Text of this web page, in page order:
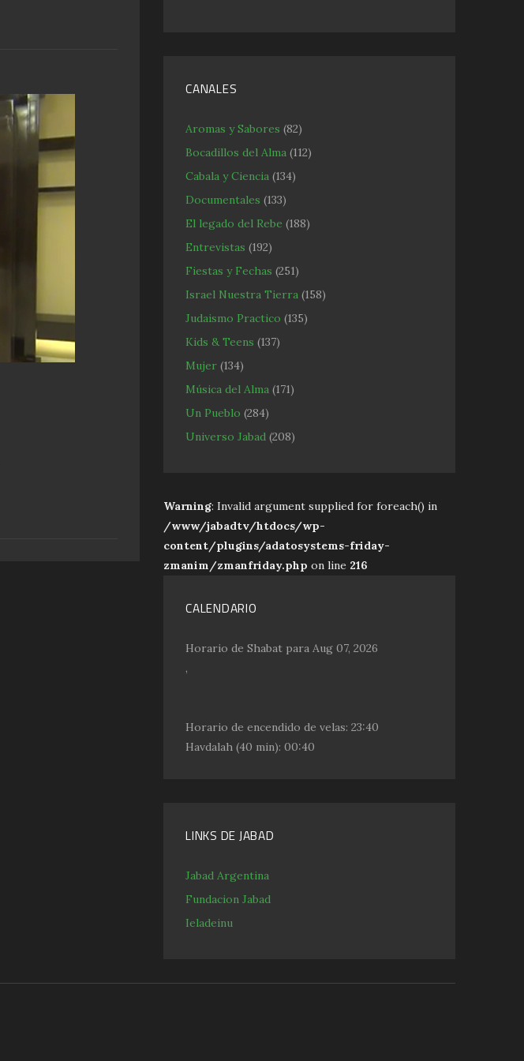
CANALES
Aromas y Sabores (82)
Bocadillos del Alma (112)
Cabala y Ciencia (134)
Documentales (133)
El legado del Rebe (188)
Entrevistas (192)
Fiestas y Fechas (251)
Israel Nuestra Tierra (158)
Judaismo Practico (135)
Kids & Teens (137)
Mujer (134)
Música del Alma (171)
Un Pueblo (284)
Universo Jabad (208)
Warning: Invalid argument supplied for foreach() in
/www/jabadtv/htdocs/wp-
content/plugins/adatosystems-friday-
zmanim/zmanfriday.php on line 216
CALENDARIO
Horario de Shabat para Aug 07, 2026
,
Horario de encendido de velas: 23:40
Havdalah (40 min): 00:40
LINKS DE JABAD
Jabad Argentina
Fundacion Jabad
Ieladeinu